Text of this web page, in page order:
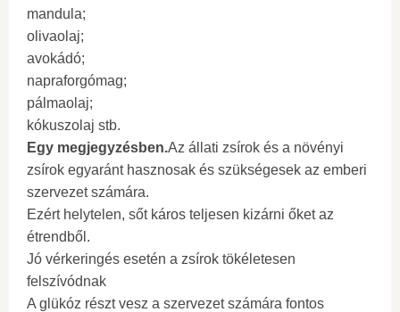
mandula;
olivaolaj;
avokádó;
napraforgómag;
pálmaolaj;
kókuszolaj stb.
Egy megjegyzésben.Az állati zsírok és a növényi
zsírok egyaránt hasznosak és szükségesek az emberi
szervezet számára.
Ezért helytelen, sőt káros teljesen kizárni őket az
étrendből.
Jó vérkeringés esetén a zsírok tökéletesen
felszívódnak
A glükóz részt vesz a szervezet számára fontos